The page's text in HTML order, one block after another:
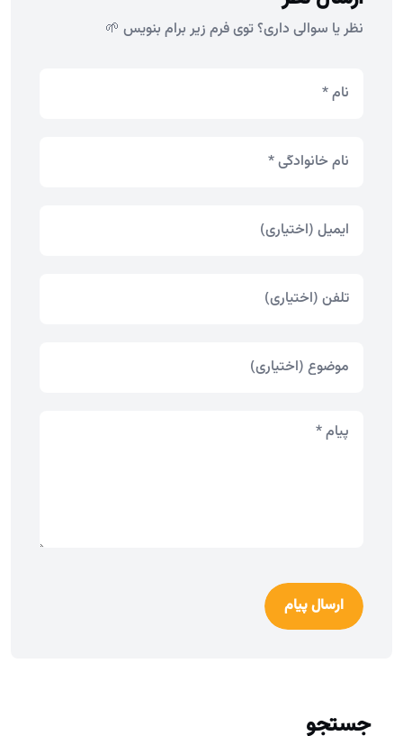
نظر یا سوالی داری؟ توی فرم زیر برام بنویس 🌱
ارسال پیام
جستجو